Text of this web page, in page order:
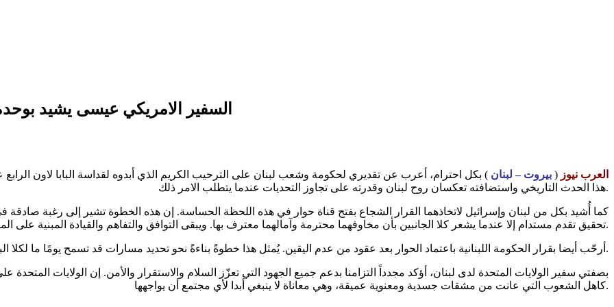
السفير الامريكي عيسى يشيد
العرب نيوز ( بيروت – لبنان ) بكل احترام، أعرب عن تقديري لحكومة وشعب لبنان على الترحيب الكريم الذي أبدوه لقداسة البابا لاون الرابع
هذا الحدث التاريخي واستضافته تعكسان روح لبنان وقدرته على تجاوز التحديات عندما يتطلب الامر ذلك.
كما أُشيد بكل من لبنان وإسرائيل لاتخاذهما القرار الشجاع بفتح قناة حوار في هذه اللحظة الحساسة. إن هذه الخطوة تشير إلى رغبة
تحقيق تقدم مستدام إلا عندما يشعر كلا الجانبين بأن مخاوفهما محترمة وآمالهما معترف بها. ويبقى التوافق والتفاهم والقيادة المبنية على المبادئ أمورًا أساسية.
أرحّب أيضا بقرار الحكومة اللبنانية باعتماد الحوار بعد عقود من عدم اليقين. يُمثل هذا خطوةً بناءةً نحو تحديد مسارات قد تسمح يومًا ما لكلا البلدين بالتعايش بسلام واحترام وكرامة.
بصفتي سفير الولايات المتحدة لدى لبنان، أؤكد مجدداً التزامنا بدعم جميع الجهود التي تعزّز السلام والاستقرار والأمن. إن الولايات
كاهل الشعوب التي عانت من مشقات جسدية ومعنوية عميقة، وهي معاناة لا ينبغي أبدا لأي مجتمع أن يواجهها.